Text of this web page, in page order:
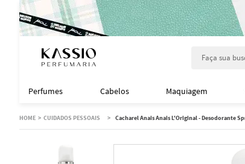
Perfumes Cabelos Maquiagem
CUIDADOS PESSOAIS Cacharel Anais Anais L'Original - Desodorante